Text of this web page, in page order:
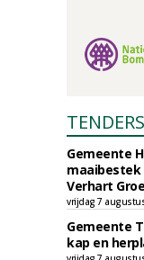
TENDERS
Gemeente
maaibestek
Verhart
vrijdag 7
Gemeente
kap en